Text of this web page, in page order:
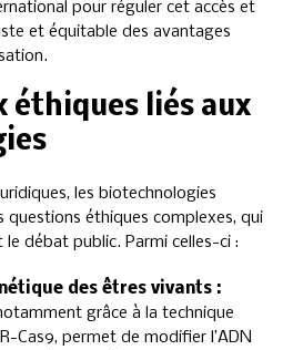
pour réguler cet accès et
et équitable des avantages
éthiques liés aux
les biotechnologies
questions éthiques complexes, qui
débat public. Parmi celles-ci :
des êtres vivants :
grâce à la technique
Cas9, permet de modifier l’ADN